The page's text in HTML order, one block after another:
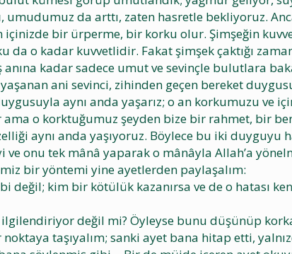
da arttı, zaten hasretle bekliyoruz.
içinizde bir ürperme, bir korku olur. Şimşeğin
da o kadar kuvvetlidir. Fakat şimşek çaktığı
anına kadar sadece umut ve sevinçle bulutlara
ani sevinci, zihinden geçen bereket
aynı anda yaşarız; o an korkumuzu ve
o korktuğumuz şeyden bize bir rahmet, bir
aynı anda yaşıyoruz. Böylece bu iki duyguyu
onu tek mânâ yaparak o mânâyla Allah’a
bir yöntemi yine ayetlerden paylaşalım:
değil; kim bir kötülük kazanırsa ve de o hatası
değil mi? Öyleyse bunu düşünüp
taşıyalım; sanki ayet bana hitap etti,